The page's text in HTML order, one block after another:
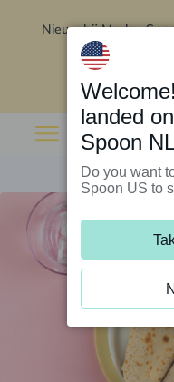
Nieuw bij Marley
landed
Spoon
Do you want
Spoon US to